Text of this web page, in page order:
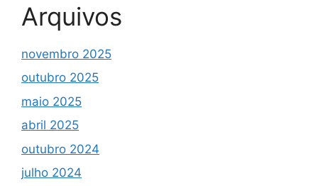
Arquivos
novembro 2025
outubro 2025
maio 2025
abril 2025
outubro 2024
julho 2024